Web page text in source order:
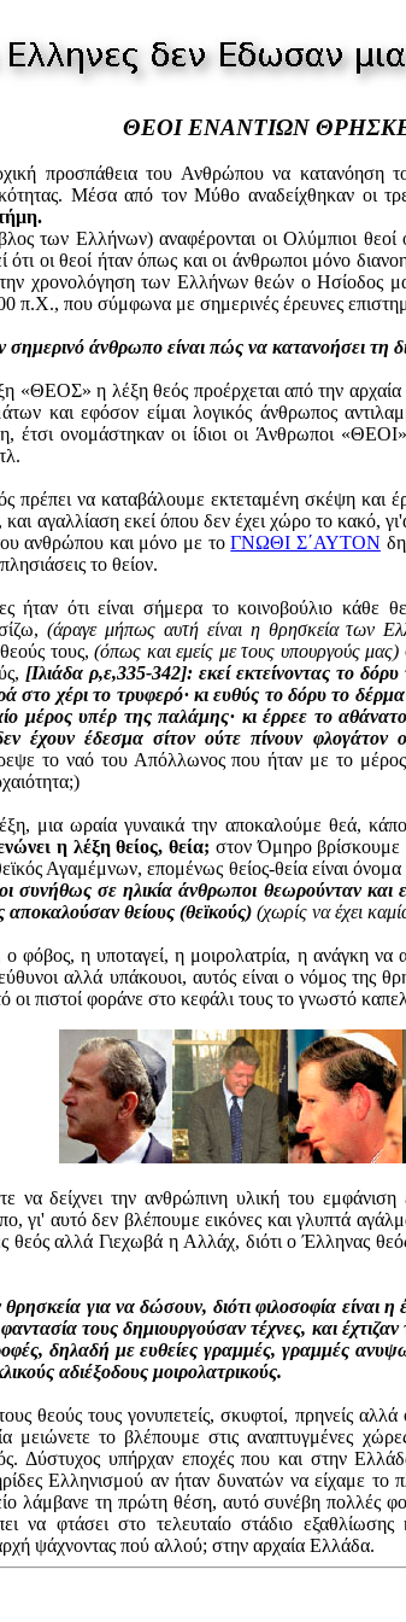
ΘΕΟΙ ΕΝΑΝΤΙΩΝ
προσπάθεια του Ανθρώπου να κατανόηση
Μέσα από τον Μύθο αναδείχθηκαν οι
των Ελλήνων) αναφέρονται οι Ολύμπιοι
οι θεοί ήταν όπως και οι άνθρωποι μόνο
χρονολόγηση των Ελλήνων θεών ο Ησίοδος
π.Χ., που σύμφωνα με σημερινές έρευνες
άνθρωπο είναι πώς να κατανοήσει τη
«ΘΕΟΣ» η λέξη θεός προέρχεται από την αρχαία
και εφόσον είμαι λογικός άνθρωπος
έτσι ονομάστηκαν οι ίδιοι οι Άνθρωποι
πρέπει να καταβάλουμε εκτεταμένη σκέψη
αγαλλίαση εκεί όπου δεν έχει χώρο το κακό,
ανθρώπου και μόνο με τοΓΝΩΘΙ Σ΄ΑΥΤΟΝ
το θείον.
ήταν ότι είναι σήμερα το κοινοβούλιο κάθε
(άραγε μήπως αυτή είναι η θρησκεία των
τους, (όπως και εμείς με τους υπουργούς μας)
[Ιλιάδα ρ,ε,335-342]: εκεί εκτείνοντας το
στο χέρι το τρυφερό· κι ευθύς το δόρυ το
μέρος υπέρ της παλάμης· κι έρρεε το
έχουν έδεσμα σίτον ούτε πίνουν φλογάτον
το ναό του Απόλλωνος που ήταν με το
μια ωραία γυναικά την αποκαλούμε θεά,
η λέξη θείος, θεία; στον Όμηρο βρίσκουμε
Αγαμέμνων, επομένως θείος-θεία είναι
συνήθως σε ηλικία άνθρωποι θεωρούνταν
αποκαλούσαν θείους (θεϊκούς) (χωρίς να έχει
ο φόβος, η υποταγεί, η μοιρολατρία, η ανάγκη
αλλά υπάκουοι, αυτός είναι ο νόμος της
οι πιστοί φοράνε στο κεφάλι τους το γνωστό
να δείχνει την ανθρώπινη υλική του εμφάνιση
γι' αυτό δεν βλέπουμε εικόνες και γλυπτά
θεός αλλά Γιεχωβά η Αλλάχ, διότι ο Έλληνας
για να δώσουν, διότι φιλοσοφία είναι η
τους δημιουργούσαν τέχνες, και
δηλαδή με ευθείες γραμμές, γραμμές
αδιέξοδους μοιρολατρικούς.
θεούς τους γονυπετείς, σκυφτοί, πρηνείς
μειώνετε το βλέπουμε στις αναπτυγμένες
Δύστυχος υπήρχαν εποχές που και στην
Ελληνισμού αν ήταν δυνατών να είχαμε
λάμβανε τη πρώτη θέση, αυτό συνέβη πολλές
να φτάσει στο τελευταίο στάδιο
ψάχνοντας πού αλλού; στην αρχαία Ελλάδα.